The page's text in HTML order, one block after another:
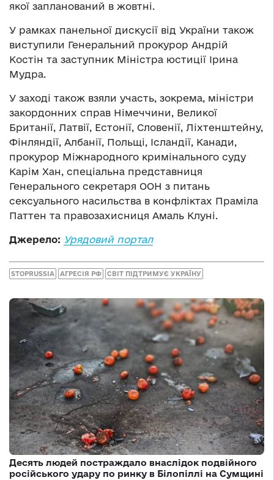
якої запланований в жовтні.
У рамках панельної дискусії від України також
виступили Генеральний прокурор Андрій
Костін та заступник Міністра юстиції Ірина
Мудра.
У заході також взяли участь, зокрема, міністри
закордонних справ Німеччини, Великої
Британії, Латвії, Естонії, Словенії, Ліхтенштейну,
Фінляндії, Албанії, Польщі, Ісландії, Канади,
прокурор Міжнародного кримінального суду
Карім Хан, спеціальна представниця
Генерального секретаря ООН з питань
сексуального насильства в конфліктах Праміла
Паттен та правозахисниця Амаль Клуні.
Джерело: Урядовий портал
STOPRUSSIA АГРЕСІЯ РФ СВІТ ПІДТРИМУЄ УКРАЇНУ
Десять людей постраждало внаслідок подвійного
російського удару по ринку в Білопіллі на Сумщині